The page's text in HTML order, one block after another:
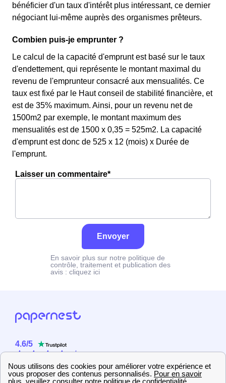
bénéficier d'un taux d'intérêt plus intéressant, ce dernier
négociant lui-même auprès des organismes prêteurs.
Combien puis-je emprunter ?
Le calcul de la capacité d'emprunt est basé sur le taux
d'endettement, qui représente le montant maximal du
revenu de l'emprunteur consacré aux mensualités. Ce
taux est fixé par le Haut conseil de stabilité financière, et
est de 35% maximum. Ainsi, pour un revenu net de
1500m2 par exemple, le montant maximum des
mensualités est de 1500 x 0,35 = 525m2. La capacité
d'emprunt est donc de 525 x 12 (mois) x Durée de
l'emprunt.
Laisser un commentaire*
Envoyer
En savoir plus sur notre politique de
contrôle, traitement et publication des
avis : cliquez ici
4.6/5
2358 utilisateurs